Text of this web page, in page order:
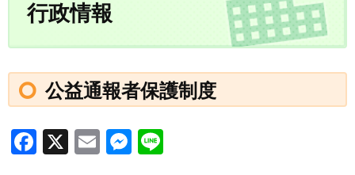
行政情報
公益通報者保護制度
F
X
E
M